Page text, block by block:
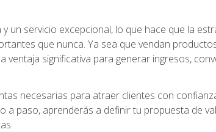
un servicio excepcional, lo que hace que la
que nunca. Ya sea que vendan
significativa para generar ingresos,
necesarias para atraer clientes con
a paso, aprenderás a definir tu propuesta de